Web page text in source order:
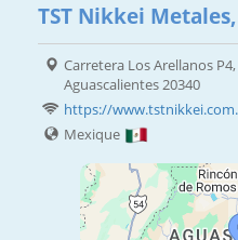
TST Nikkei Metales,
Carretera Los Arellanos
Aguascalientes 20340
https://
Mexique